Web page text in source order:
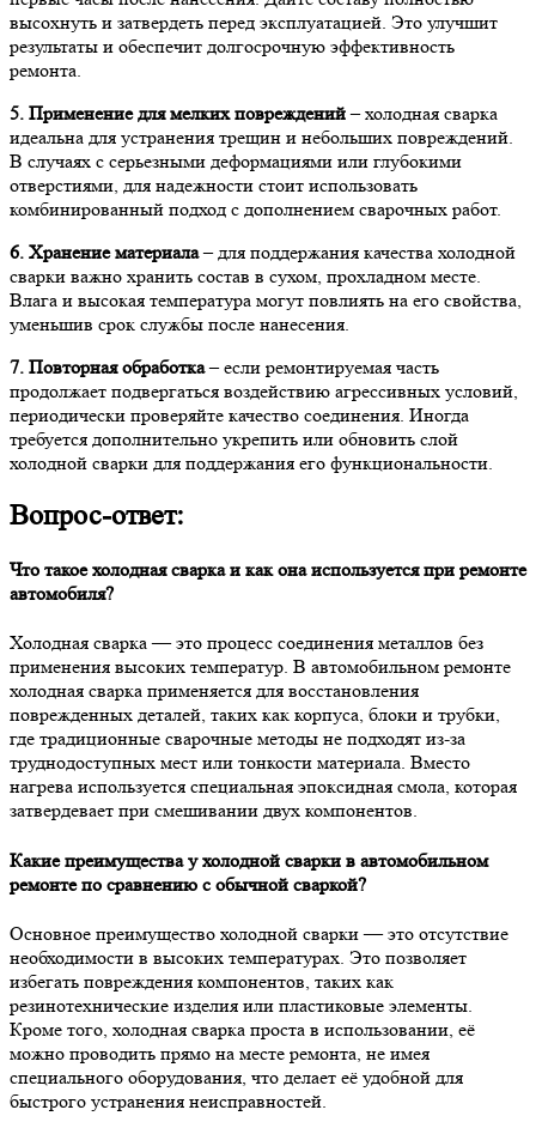
высохнуть и затвердеть перед эксплуатацией. Это улучшит
результаты и обеспечит долгосрочную эффективность
ремонта.
5. Применение для мелких повреждений– холодная сварка
идеальна для устранения трещин и небольших повреждений.
В случаях с серьезными деформациями или глубокими
отверстиями, для надежности стоит использовать
комбинированный подход с дополнением сварочных работ.
6. Хранение материала– для поддержания качества холодной
сварки важно хранить состав в сухом, прохладном месте.
Влага и высокая температура могут повлиять на его свойства,
уменьшив срок службы после нанесения.
7. Повторная обработка– если ремонтируемая часть
продолжает подвергаться воздействию агрессивных условий,
периодически проверяйте качество соединения. Иногда
требуется дополнительно укрепить или обновить слой
холодной сварки для поддержания его функциональности.
Вопрос-ответ:
Что такое холодная сварка и как она используется при ремонте
автомобиля?
Холодная сварка — это процесс соединения металлов без
применения высоких температур. В автомобильном ремонте
холодная сварка применяется для восстановления
поврежденных деталей, таких как корпуса, блоки и трубки,
где традиционные сварочные методы не подходят из-за
труднодоступных мест или тонкости материала. Вместо
нагрева используется специальная эпоксидная смола, которая
затвердевает при смешивании двух компонентов.
Какие преимущества у холодной сварки в автомобильном
ремонте по сравнению с обычной сваркой?
Основное преимущество холодной сварки — это отсутствие
необходимости в высоких температурах. Это позволяет
избегать повреждения компонентов, таких как
резинотехнические изделия или пластиковые элементы.
Кроме того, холодная сварка проста в использовании, её
можно проводить прямо на месте ремонта, не имея
специального оборудования, что делает её удобной для
быстрого устранения неисправностей.